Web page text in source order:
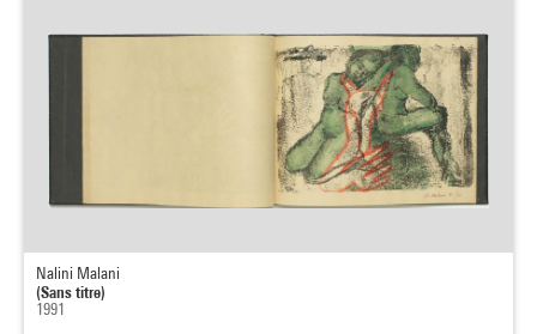
Nalini Malani
(Sans titre)
1991